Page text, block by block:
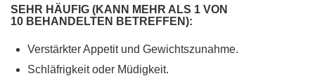
SEHR HÄUFIG (KANN MEHR ALS 1 VON
10 BEHANDELTEN BETREFFEN):
Verstärkter Appetit und Gewichtszunahme.
Schläfrigkeit oder Müdigkeit.